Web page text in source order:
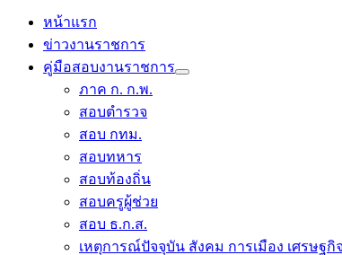
หน้าแรก
ข่าวงานราชการ
คู่มือสอบงานราชการ
ภาค ก. ก.พ.
สอบตำรวจ
สอบ กทม.
สอบทหาร
สอบท้องถิ่น
สอบครูผู้ช่วย
สอบ ธ.ก.ส.
เหตุการณ์ปัจจุบัน สังคม การเมือง เศรษฐกิจ